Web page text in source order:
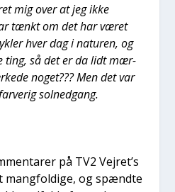
mig over at jeg ikke
tænkt om det har været
hver dag i natu­ren, og
ting, så det er da lidt mær­
noget??? Men det var
sol­ned­gang.
på TV2 Vej­re­t’s
mang­fol­di­ge, og spænd­te